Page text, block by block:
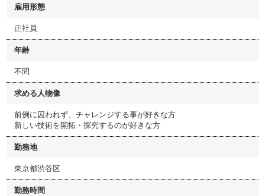
雇用形態
正社員
年齢
不問
求める人物像
前例に囚われず、チャレンジする事が好きな方
新しい技術を開拓・探究するのが好きな方
勤務地
東京都渋谷区
勤務時間